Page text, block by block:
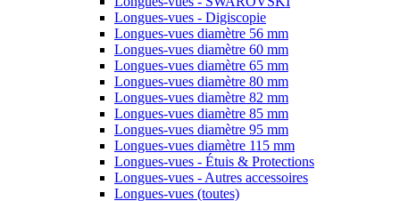
Longues-vues - Digiscopie
Longues-vues diamètre 56 mm
Longues-vues diamètre 60 mm
Longues-vues diamètre 65 mm
Longues-vues diamètre 80 mm
Longues-vues diamètre 82 mm
Longues-vues diamètre 85 mm
Longues-vues diamètre 95 mm
Longues-vues diamètre 115 mm
Longues-vues - Étuis & Protections
Longues-vues - Autres accessoires
Longues-vues (toutes)